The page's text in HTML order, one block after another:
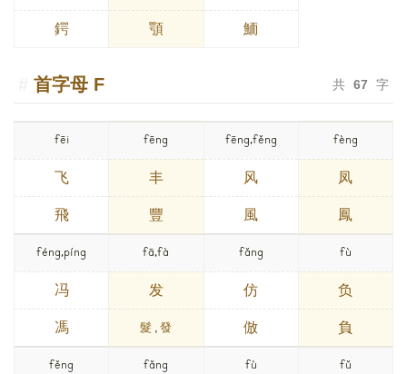
鍔 顎 鮞
首字母 F 共 67 字
fēi
飞
飛
fēng
丰
豐
fēng,fěng
风
風
fèng
凤
鳳
féng,píng
冯
馮
fā,fà
发
髮 ,發
fǎng
仿
倣
fù
负
負
fěng fǎng fù fǔ